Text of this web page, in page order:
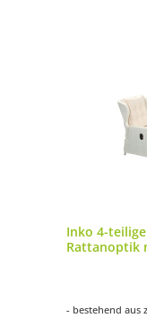
Inko 4-
Rattanoptik
- bestehend aus